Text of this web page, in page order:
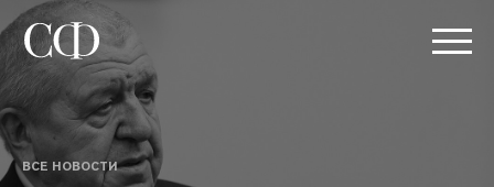
ВСЕ НОВОСТИ